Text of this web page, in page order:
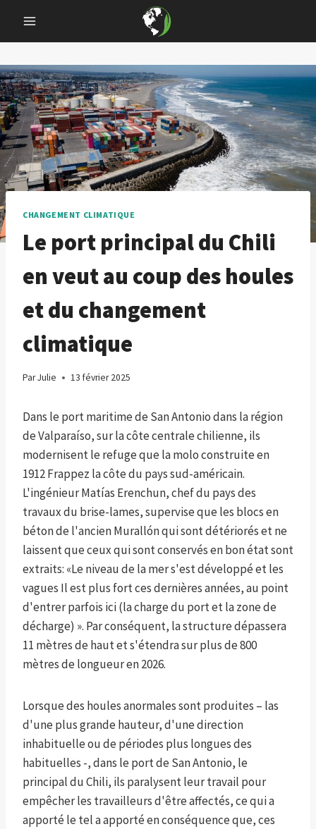
content
CHANGEMENT CLIMATIQUE
Le port principal du Chili
en veut au coup des houles
et du changement
climatique
ParJulie 13 février 2025
Dans le port maritime de San Antonio dans la région
de Valparaíso, sur la côte centrale chilienne, ils
modernisent le refuge que la molo construite en
1912 Frappez la côte du pays sud-américain.
L'ingénieur Matías Erenchun, chef du pays des
travaux du brise-lames, supervise que les blocs en
béton de l'ancien Murallón qui sont détériorés et ne
laissent que ceux qui sont conservés en bon état sont
extraits: «Le niveau de la mer s'est développé et les
vagues Il est plus fort ces dernières années, au point
d'entrer parfois ici (la charge du port et la zone de
décharge) ». Par conséquent, la structure dépassera
11 mètres de haut et s'étendra sur plus de 800
mètres de longueur en 2026.
Lorsque des houles anormales sont produites – las
d'une plus grande hauteur, d'une direction
inhabituelle ou de périodes plus longues des
habituelles -, dans le port de San Antonio, le
principal du Chili, ils paralysent leur travail pour
empêcher les travailleurs d'être affectés, ce qui a
apporté le tel a apporté en conséquence que, ces